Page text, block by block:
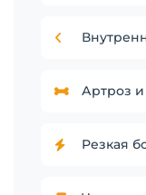
Артроз
Резкая